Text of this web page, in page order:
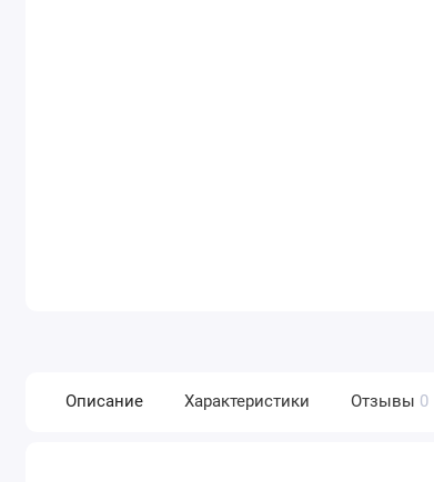
Описание Характеристики Отзывы 0